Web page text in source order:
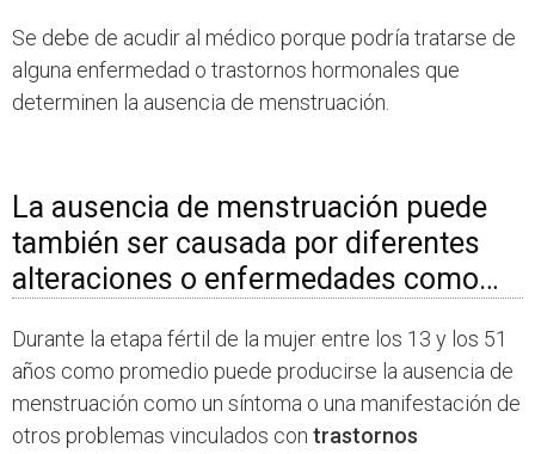
Se debe de acudir al médico porque podría tratarse de
alguna enfermedad o trastornos hormonales que
determinen la ausencia de menstruación.
La ausencia de menstruación puede
también ser causada por diferentes
alteraciones o enfermedades como…
Durante la etapa fértil de la mujer entre los 13 y los 51
años como promedio puede producirse la ausencia de
menstruación como un síntoma o una manifestación de
otros problemas vinculados con trastornos